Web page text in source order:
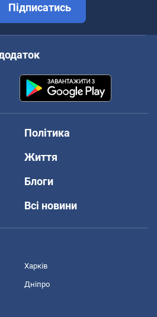
Підписатись
Політика
Життя
Блоги
Всі новини
Харків
Дніпро